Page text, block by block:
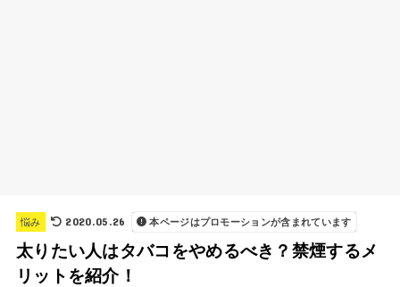
悩み 2020.05.26 本ページはプロモーションが含まれています
太りたい人はタバコをやめるべき？禁煙するメ
リットを紹介！